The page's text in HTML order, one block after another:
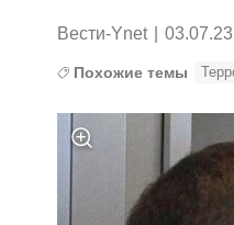
Вести-Ynet
Похожие темы